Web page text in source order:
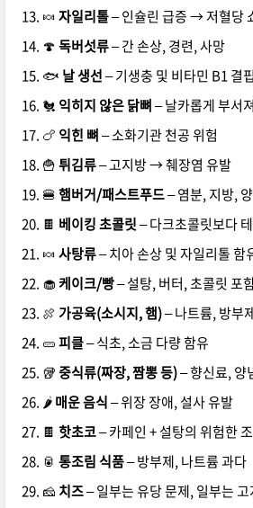
🍬자일리톨– 인슐린 급증 → 저혈당
🍄독버섯류– 간 손상, 경련, 사망
🐟 날 생선– 기생충 및 비타민 B1 결
🐔 익히지 않은 닭뼈– 날카롭게 부서
🍗 익힌 뼈– 소화기관 천공 위험
🍟튀김류– 고지방 → 췌장염 유발
🍔햄버거/패스트푸드– 염분, 지방,
🍫 베이킹 초콜릿– 다크초콜릿보다
🍬사탕류– 치아 손상 및 자일리톨 함
🧁케이크/빵– 설탕, 버터, 초콜릿 포
🍖 가공육(소시지, 햄)– 나트륨, 방부
🥒피클– 식초, 소금 다량 함유
🥡중식류(짜장, 짬뽕 등)– 향신료, 양
🌶️매운 음식– 위장 장애, 설사 유발
🍫 핫초코– 카페인 + 설탕의 위험한
🥫 통조림 식품– 방부제, 나트륨 과다
🧀 치즈– 일부는 유당 문제, 일부는 고